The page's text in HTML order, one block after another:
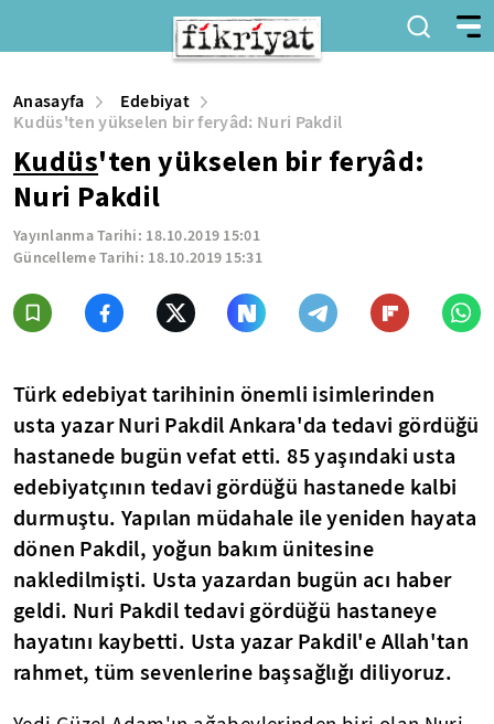
Anasayfa
Edebiyat
Kudüs'ten yükselen bir feryâd: Nuri Pakdil
Kudüs'ten yükselen bir feryâd:
Nuri Pakdil
Yayınlanma Tarihi: 18.10.2019 15:01
Güncelleme Tarihi: 18.10.2019 15:31
Türk edebiyat tarihinin önemli isimlerinden
usta yazar Nuri Pakdil Ankara'da tedavi gördüğü
hastanede bugün vefat etti. 85 yaşındaki usta
edebiyatçının tedavi gördüğü hastanede kalbi
durmuştu. Yapılan müdahale ile yeniden hayata
dönen Pakdil, yoğun bakım ünitesine
nakledilmişti. Usta yazardan bugün acı haber
geldi. Nuri Pakdil tedavi gördüğü hastaneye
hayatını kaybetti. Usta yazar Pakdil'e Allah'tan
rahmet, tüm sevenlerine başsağlığı diliyoruz.